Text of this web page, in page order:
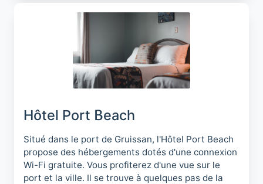
Hôtel Port Beach
Situé dans le port de Gruissan, l'Hôtel Port Beach
propose des hébergements dotés d'une connexion
Wi-Fi gratuite. Vous profiterez d'une vue sur le
port et la ville. Il se trouve à quelques pas de la